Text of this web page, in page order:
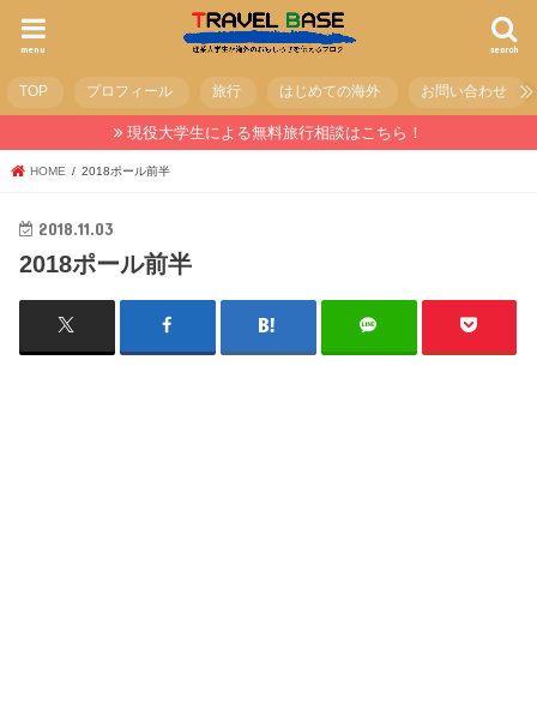
search
menu
TOP プロフィール 旅行 はじめての海外 お問い合わせ
現役大学生による無料旅行相談はこちら！
HOME 2018ポール前半
2018.11.03
2018ポール前半